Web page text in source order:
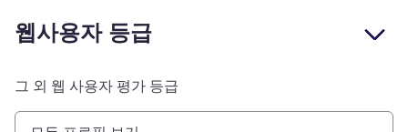
웹사용자 등급
그 외 웹 사용자 평가 등급